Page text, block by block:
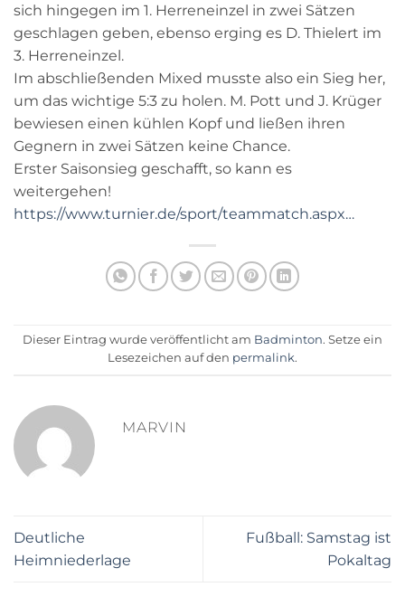
sich hingegen im 1. Herreneinzel in zwei Sätzen
geschlagen geben, ebenso erging es D. Thielert im
3. Herreneinzel.
Im abschließenden Mixed musste also ein Sieg her,
um das wichtige 5:3 zu holen. M. Pott und J. Krüger
bewiesen einen kühlen Kopf und ließen ihren
Gegnern in zwei Sätzen keine Chance.
Erster Saisonsieg geschafft, so kann es
weitergehen!
https://www.turnier.de/sport/teammatch.aspx…
Dieser Eintrag wurde veröffentlicht am Badminton. Setze ein
Lesezeichen auf den permalink.
MARVIN
Deutliche
Heimniederlage
Fußball: Samstag ist
Pokaltag